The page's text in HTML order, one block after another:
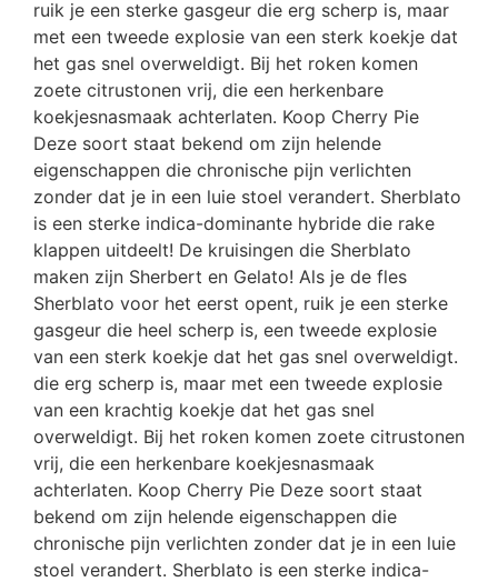
ruik je een sterke gasgeur die erg scherp is, maar
met een tweede explosie van een sterk koekje dat
het gas snel overweldigt. Bij het roken komen
zoete citrustonen vrij, die een herkenbare
koekjesnasmaak achterlaten. Koop Cherry Pie
Deze soort staat bekend om zijn helende
eigenschappen die chronische pijn verlichten
zonder dat je in een luie stoel verandert. Sherblato
is een sterke indica-dominante hybride die rake
klappen uitdeelt! De kruisingen die Sherblato
maken zijn Sherbert en Gelato! Als je de fles
Sherblato voor het eerst opent, ruik je een sterke
gasgeur die heel scherp is, een tweede explosie
van een sterk koekje dat het gas snel overweldigt.
die erg scherp is, maar met een tweede explosie
van een krachtig koekje dat het gas snel
overweldigt. Bij het roken komen zoete citrustonen
vrij, die een herkenbare koekjesnasmaak
achterlaten. Koop Cherry Pie Deze soort staat
bekend om zijn helende eigenschappen die
chronische pijn verlichten zonder dat je in een luie
stoel verandert. Sherblato is een sterke indica-